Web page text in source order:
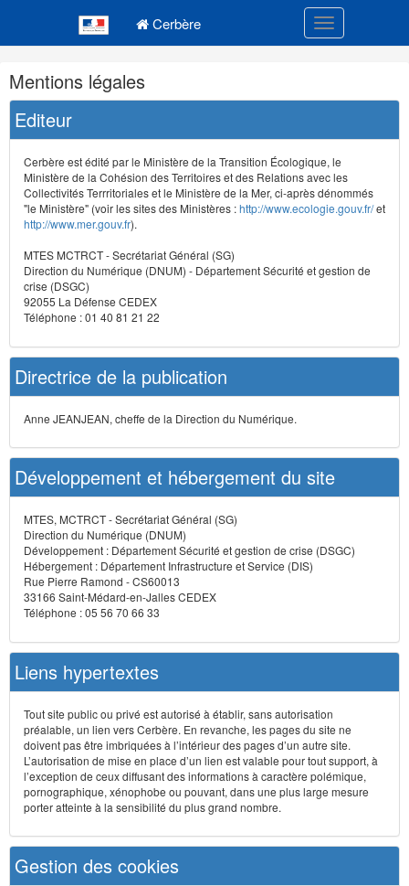
Cerbère Toggle
Navigation
et
outils
annexes
Mentions légales
Editeur
Cerbère est édité par le Ministère de la Transition Écologique, le
Ministère de la Cohésion des Territoires et des Relations avec les
Collectivités Terrritoriales et le Ministère de la Mer, ci-après dénommés
"le Ministère" (voir les sites des Ministères :http://www.ecologie.gouv.fr/et
http://www.mer.gouv.fr).
MTES MCTRCT - Secrétariat Général (SG)
Direction du Numérique (DNUM) - Département Sécurité et gestion de
crise (DSGC)
92055 La Défense CEDEX
Téléphone : 01 40 81 21 22
Directrice de la publication
Anne JEANJEAN, cheffe de la Direction du Numérique.
Développement et hébergement du site
MTES, MCTRCT - Secrétariat Général (SG)
Direction du Numérique (DNUM)
Développement : Département Sécurité et gestion de crise (DSGC)
Hébergement : Département Infrastructure et Service (DIS)
Rue Pierre Ramond - CS60013
33166 Saint-Médard-en-Jalles CEDEX
Téléphone : 05 56 70 66 33
Liens hypertextes
Tout site public ou privé est autorisé à établir, sans autorisation
préalable, un lien vers Cerbère. En revanche, les pages du site ne
doivent pas être imbriquées à l’intérieur des pages d’un autre site.
L’autorisation de mise en place d’un lien est valable pour tout support, à
l’exception de ceux diffusant des informations à caractère polémique,
pornographique, xénophobe ou pouvant, dans une plus large mesure
porter atteinte à la sensibilité du plus grand nombre.
Gestion des cookies